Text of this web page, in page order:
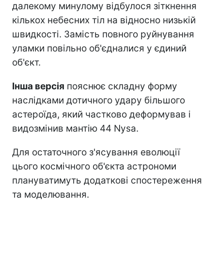
далекому минулому відбулося зіткнення
кількох небесних тіл на відносно низькій
швидкості. Замість повного руйнування
уламки повільно об'єдналися у єдиний
об'єкт.
Інша версія пояснює складну форму
наслідками дотичного удару більшого
астероїда, який частково деформував і
видозмінив мантію 44 Nysa.
Для остаточного з'ясування еволюції
цього космічного об'єкта астрономи
плануватимуть додаткові спостереження
та моделювання.